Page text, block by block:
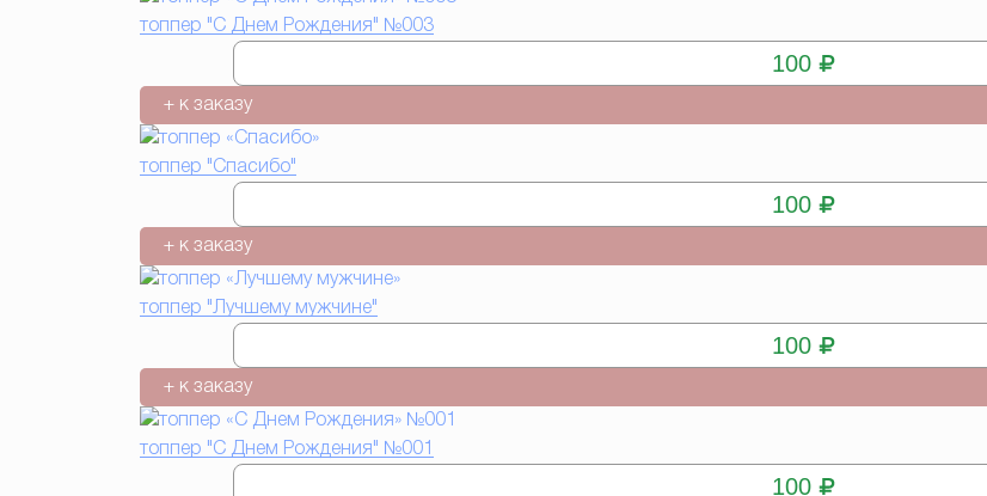
топпер "С Днем Рождения" №003
100
+ к заказу
топпер "Спасибо"
100
+ к заказу
топпер "Лучшему мужчине"
100
+ к заказу
топпер "С Днем Рождения" №001
100